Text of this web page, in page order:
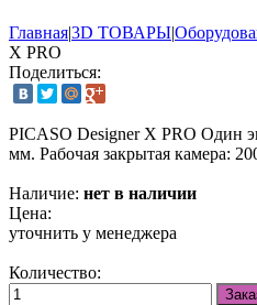
Главная|3D ТОВАРЫ|
Х PRO
Поделиться:
PICASO Designer Х PRO Один
мм. Рабочая закрытая камера:
Наличие: нет в наличии
Цена:
уточнить у менеджера
Количество: